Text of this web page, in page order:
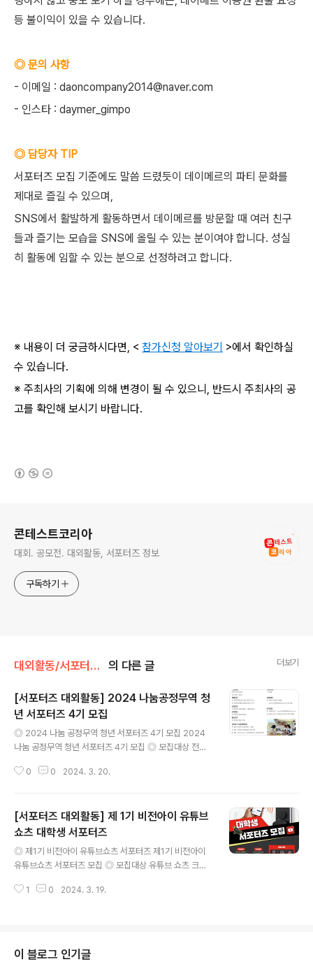
등 불이익이 있을 수 있습니다.
◎ 문의 사항
- 이메일 : daoncompany2014@naver.com
- 인스타 : daymer_gimpo
◎ 담당자 TIP
서포터즈 모집 기준에도 말씀 드렸듯이 데이메르의 파티 문화를
제대로 즐길 수 있으며,
SNS에서 활발하게 활동하면서 데이메르를 방문할 때 여러 친구
들과 즐기는 모습을 SNS에 올릴 수 있는 분이여야 합니다. 성실
히 활동에 임할 수 있는 분으로 선정하려고 합니다.
※ 내용이 더 궁금하시다면, < 참가신청 알아보기 >에서 확인하실
수 있습니다.
※ 주최사의 기획에 의해 변경이 될 수 있으니, 반드시 주최사의 공
고를 확인해 보시기 바랍니다.
콘테스트코리아
대회. 공모전. 대외활동, 서포터즈 정보
구독하기
대외활동/서포터즈 • 기자단 의 다른 글 더보기
[서포터즈 대외활동] 2024 나눔공정무역 청
년 서포터즈 4기 모집
◎ 2024 나눔 공정무역 청년 서포터즈 4기 모집 2024
나눔 공정무역 청년 서포터즈 4기 모집 ◎ 모집대상 전북
(월)~03.28(목) ◎ 활동내용 - 공정무역/소비자정보센터
부스, 교육 등) - 서포터즈 발대식, 수료식 참석 ◎ 활동혜
택 - 활동종료 후 수료증 수여(수료기준 미충족자 제외) -
활동우수자에 대한 표창 수여 - 1365 자원봉사포털 봉사
활동 시간 인정 - 나눔공정카페 커피 및 음료 메뉴 할인(본
인에 한함) ◎ 지원방법 - 이메일 : nanum2829898@n
aver.com - 팩 스 : 063-278-9..
0 0 2024. 3. 20.
[서포터즈 대외활동] 제 1기 비전아이 유튜브
쇼츠 대학생 서포터즈
◎ 제1기 비전아이 유튜브쇼츠 서포터즈 제1기 비전아이
유튜브쇼츠 서포터즈 모집 ◎ 모집대상 유튜브 쇼츠 크리
03.25 (선착순 모집 마감) 합격자 발표 : 24.03월 말 개별
동혜택 - 전문가 크리에이터 교육진행 - 5개 미션 수행을
통한 숏폼 제작 과정 습득 - 1인 크리에이터 성장 지원 - 언
1 0 2024. 3. 19.
이 블로그 인기글